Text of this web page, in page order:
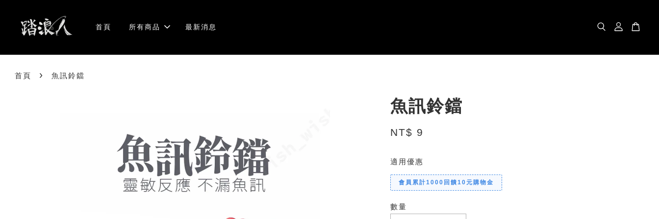
首頁 所有商品 最新消息
首頁 › 魚訊鈴鐺
魚訊鈴鐺
NT$ 9
適用優惠
會員累計1000回饋10元購物金
數量